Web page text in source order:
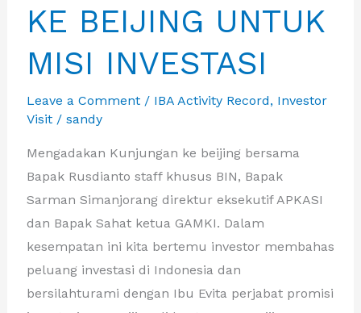
KE BEIJING UNTUK
MISI INVESTASI
Leave a Comment / IBA Activity Record, Investor
Visit/ sandy
Mengadakan Kunjungan ke beijing bersama
Bapak Rusdianto staff khusus BIN, Bapak
Sarman Simanjorang direktur eksekutif APKASI
dan Bapak Sahat ketua GAMKI. Dalam
kesempatan ini kita bertemu investor membahas
peluang investasi di Indonesia dan
bersilahturami dengan Ibu Evita perjabat promisi